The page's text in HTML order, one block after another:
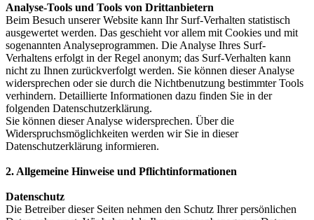
Analyse-Tools und Tools von Drittanbietern
Beim Besuch unserer Website kann Ihr Surf-Verhalten statistisch
ausgewertet werden. Das geschieht vor allem mit Cookies und mit
sogenannten Analyseprogrammen. Die Analyse Ihres Surf-
Verhaltens erfolgt in der Regel anonym; das Surf-Verhalten kann
nicht zu Ihnen zurückverfolgt werden. Sie können dieser Analyse
widersprechen oder sie durch die Nichtbenutzung bestimmter Tools
verhindern. Detaillierte Informationen dazu finden Sie in der
folgenden Datenschutzerklärung.
Sie können dieser Analyse widersprechen. Über die
Widerspruchsmöglichkeiten werden wir Sie in dieser
Datenschutzerklärung informieren.
2. Allgemeine Hinweise und Pflichtinformationen
Datenschutz
Die Betreiber dieser Seiten nehmen den Schutz Ihrer persönlichen